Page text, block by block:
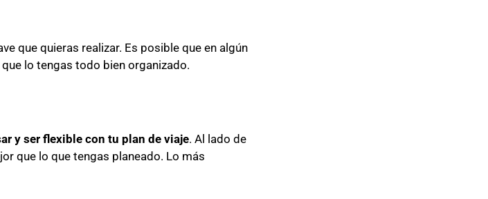
que quieras realizar. Es posible que en algún
lo tengas todo bien organizado.
y ser flexible con tu plan de viaje. Al lado de
que lo que tengas planeado. Lo más